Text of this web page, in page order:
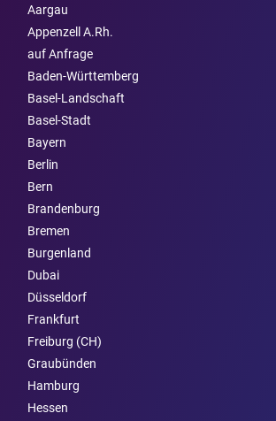
Aargau
Appenzell A.Rh.
auf Anfrage
Baden-Württemberg
Basel-Landschaft
Basel-Stadt
Bayern
Berlin
Bern
Brandenburg
Bremen
Burgen­land
Dubai
Düsseldorf
Frankfurt
Freiburg (CH)
Graubünden
Hamburg
Hessen